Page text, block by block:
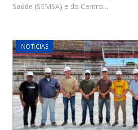
Saúde (SEMSA) e do Centro…
NOTÍCIAS